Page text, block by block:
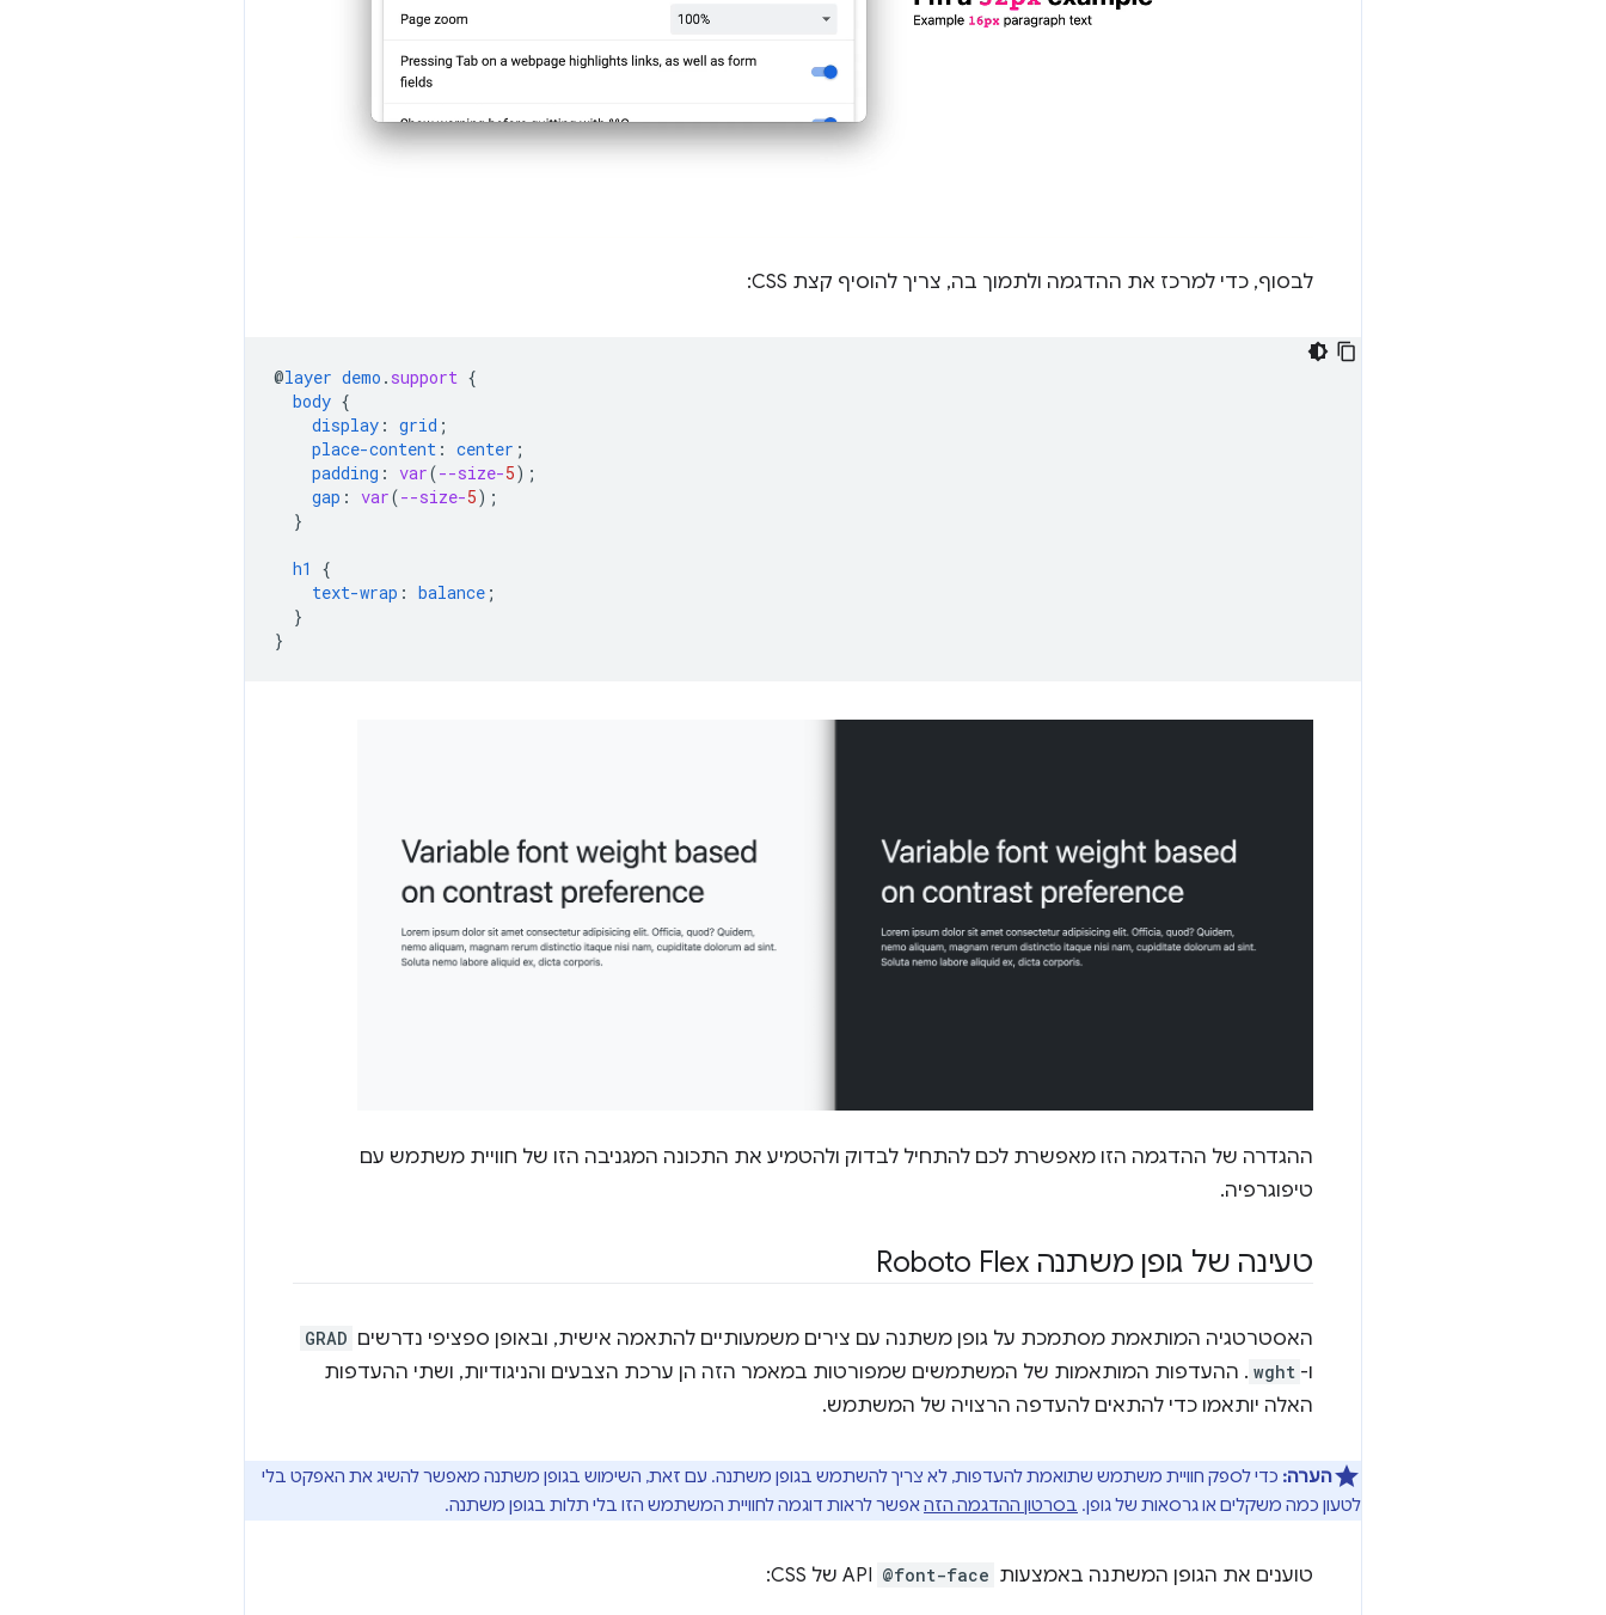
לבסוף, כדי למרכז את ההדגמה ולתמוך בה, צריך להוסיף קצת CSS:
@layer demo . support {
body {
display : grid ;
place-content : center ;
padding : var(--size-5);
gap : var(--size-5);
}
h1
{
text-wrap : balance ;
}
}
ההגדרה של ההדגמה הזו מאפשרת לכם להתחיל לבדוק ולהטמיע את התכונה המגניבה הזו של חוויית משתמש עם
טיפוגרפיה.
טעינה של גופן משתנה Roboto Flex
האסטרטגיה המותאמת מסתמכת על גופן משתנה עם צירים משמעותיים להתאמה אישית, ובאופן ספציפי נדרשים GRAD
ו- wght . ההעדפות המותאמות של המשתמשים שמפורטות במאמר הזה הן ערכת הצבעים והניגודיות, ושתי ההעדפות
האלה יותאמו כדי להתאים להעדפה הרצויה של המשתמש.
הערה: כדי לספק חוויית משתמש שתואמת להעדפות, לא צריך להשתמש בגופן משתנה. עם זאת, השימוש בגופן משתנה מאפשר להשיג את האפקט בלי
לטעון כמה משקלים או גרסאות של גופן. בסרטון ההדגמה הזהאפשר לראות דוגמה לחוויית המשתמש הזו בלי תלות בגופן משתנה.
טוענים את הגופן המשתנה באמצעות @font-face